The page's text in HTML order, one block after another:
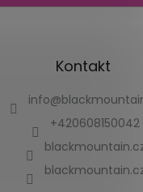
Kontakt
info@
+420608150042